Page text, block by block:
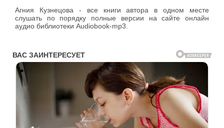
Агния Кузнецова - все книги автора в одном месте
слушать по порядку полные версии на сайте онлайн
аудио библиотеки Audiobook-mp3.